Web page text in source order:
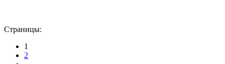
Страницы:
1
2